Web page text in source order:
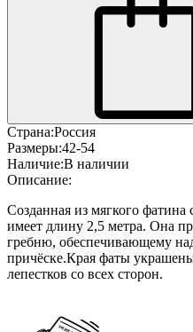
Страна:Россия
Размеры:42-54
Наличие:В наличии
Описание:
Созданная из мягкого фатина
имеет длину 2,5 метра. Она
гребню, обеспечивающему
причёске.Края фаты
лепестков со всех сторон.